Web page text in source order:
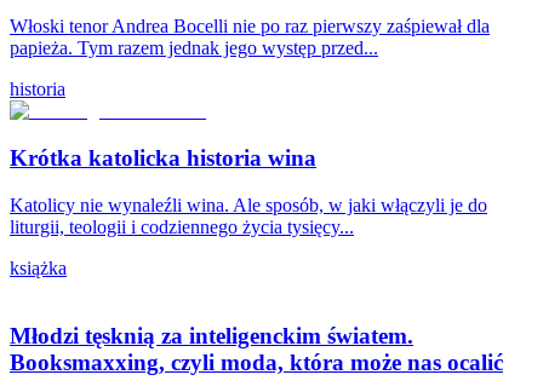
Włoski tenor Andrea Bocelli nie po raz pierwszy zaśpiewał dla
papieża. Tym razem jednak jego występ przed...
historia
Krótka katolicka historia wina
Katolicy nie wynaleźli wina. Ale sposób, w jaki włączyli je do
liturgii, teologii i codziennego życia tysięcy...
książka
Młodzi tęsknią za inteligenckim światem.
Booksmaxxing, czyli moda, która może nas ocalić